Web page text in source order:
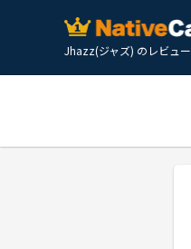
Jhazz(ジャズ) のレビュー